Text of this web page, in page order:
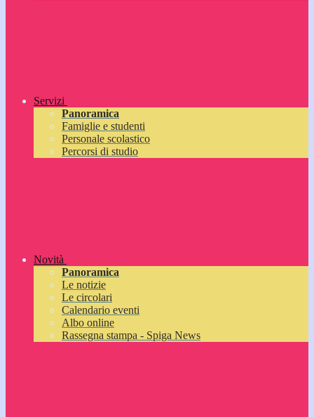
Servizi
Panoramica
Famiglie e studenti
Personale scolastico
Percorsi di studio
Novità
Panoramica
Le notizie
Le circolari
Calendario eventi
Albo online
Rassegna stampa - Spiga News